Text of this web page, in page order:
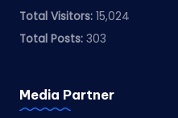
Total Visitors: 15,024
Total Posts: 303
Media Partner